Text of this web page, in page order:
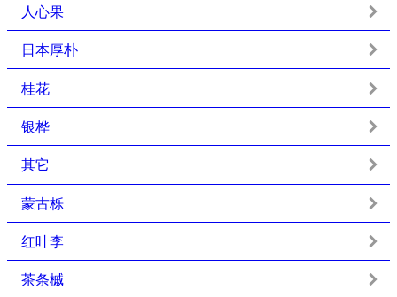
人心果
日本厚朴
桂花
银桦
其它
蒙古栎
红叶李
茶条槭